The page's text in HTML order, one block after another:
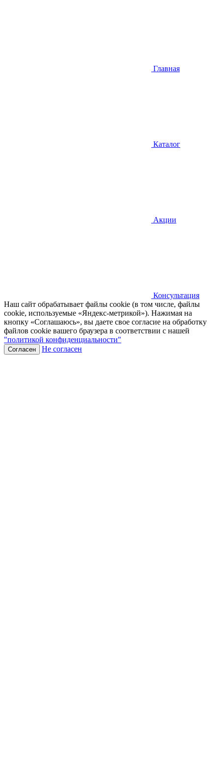
Главная
Каталог
Акции
Консультация
Наш сайт обрабатывает файлы cookie (в том числе, файлы
cookie, используемые «Яндекс-метрикой»). Нажимая на
кнопку «Соглашаюсь», вы даете свое согласие на обработку
файлов cookie вашего браузера в соответствии с нашей
"политикой конфиденциальности"
Согласен Не согласен